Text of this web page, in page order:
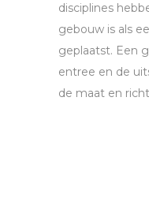
disciplines
gebouw is als
geplaatst. Een
entree en de
de maat en